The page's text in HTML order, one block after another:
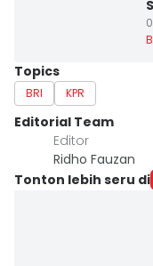
Topics
BRI KPR
Editorial Team
Editor
Ridho Fauzan
Tonton lebih seru di